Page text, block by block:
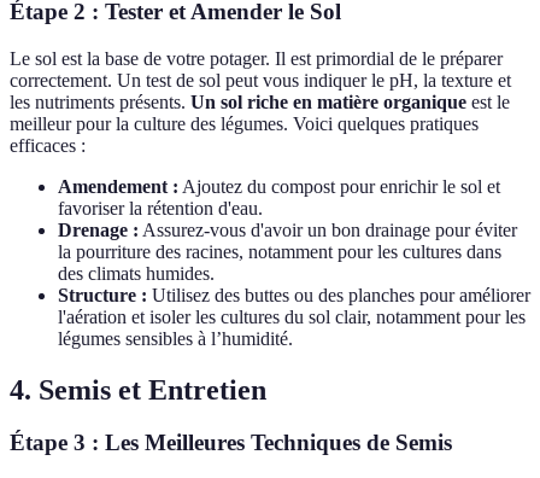
Étape 2 : Tester et Amender le Sol
Le sol est la base de votre potager. Il est primordial de le préparer
correctement. Un test de sol peut vous indiquer le pH, la texture et
les nutriments présents. Un sol riche en matière organique est le
meilleur pour la culture des légumes. Voici quelques pratiques
efficaces :
Amendement : Ajoutez du compost pour enrichir le sol et
favoriser la rétention d'eau.
Drenage : Assurez-vous d'avoir un bon drainage pour éviter
la pourriture des racines, notamment pour les cultures dans
des climats humides.
Structure : Utilisez des buttes ou des planches pour améliorer
l'aération et isoler les cultures du sol clair, notamment pour les
légumes sensibles à l’humidité.
4. Semis et Entretien
Étape 3 : Les Meilleures Techniques de Semis